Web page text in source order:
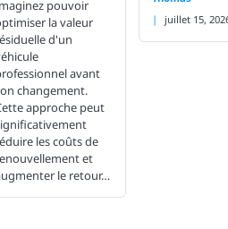
pouvoir
la valeur
d'un
avant
changement.
approche peut
les coûts de
et
le retour…
juillet 15,